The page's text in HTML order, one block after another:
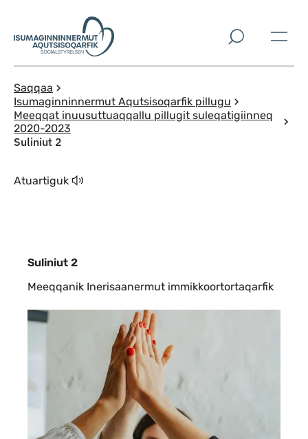
Imarisaanut ingerlaqqigit
Saqqaa
Isumaginninnermut Aqutsisoqarfik pillugu
Meeqqat inuusuttuaqqallu pillugit suleqatigiinneq
2020-2023
Suliniut 2
Atuartiguk
Suliniut 2
Meeqqanik Inerisaanermut immikkoortortaqarfik
Siunertaq